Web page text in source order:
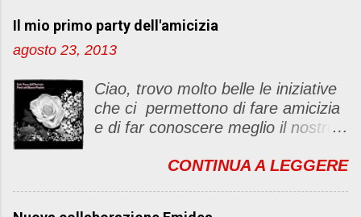
a
u
c
o
m
m
t
o
Il mio primo party dell'amicizia
agosto 23, 2013
Ciao, trovo molto belle le iniziative
che ci permettono di fare amicizia
e di far conoscere meglio il nostro
un "party" dell'amicizia .... Mi
CONTINUA A LEGGERE